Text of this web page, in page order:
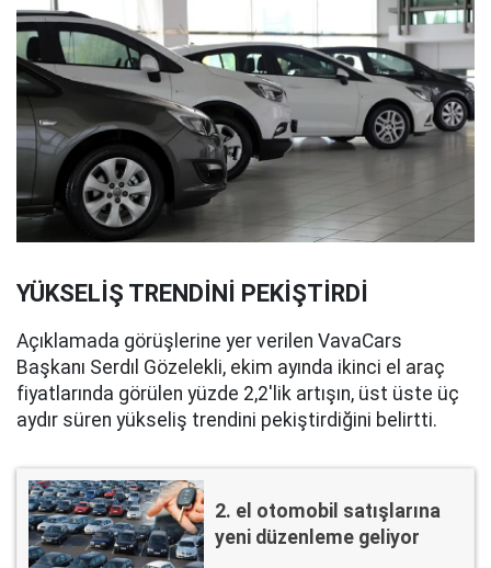
YÜKSELİŞ TRENDİNİ PEKİŞTİRDİ
Açıklamada görüşlerine yer verilen VavaCars
Başkanı Serdıl Gözelekli, ekim ayında ikinci el araç
fiyatlarında görülen yüzde 2,2'lik artışın, üst üste üç
aydır süren yükseliş trendini pekiştirdiğini belirtti.
2. el otomobil satışlarına
yeni düzenleme geliyor